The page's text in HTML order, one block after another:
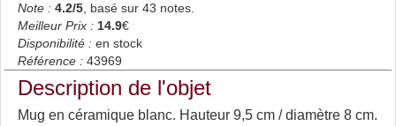
Note : 4.2/5 , basé sur 43 notes.
Meilleur Prix : 14.9€
Disponibilité : en stock
Référence : 43969
Description de l'objet
Mug en céramique blanc. Hauteur 9,5 cm / diamètre 8 cm.